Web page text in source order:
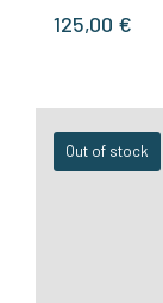
125,00 €
Out of stock